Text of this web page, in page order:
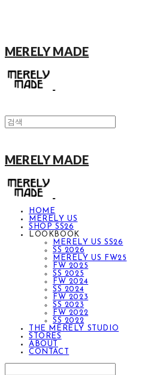
MERELY MADE
MERELY MADE
HOME
MERELY US
SHOP SS26
LOOKBOOK
MERELY US SS26
SS 2026
MERELY US FW25
FW 2025
SS 2025
FW 2024
SS 2024
FW 2023
SS 2023
FW 2022
SS 2022
THE MERELY STUDIO
STORES
ABOUT
CONTACT